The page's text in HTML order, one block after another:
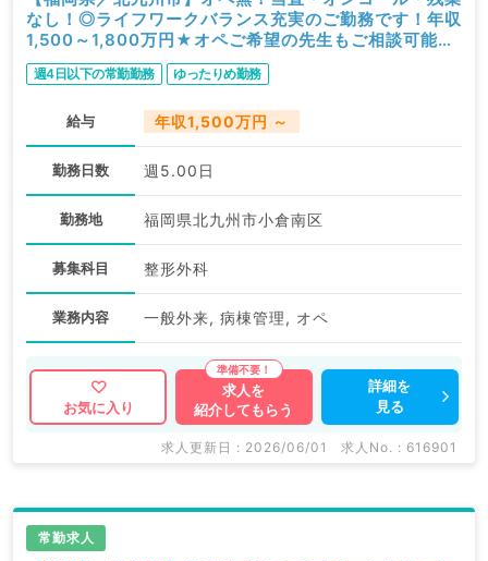
なし！◎ライフワークバランス充実のご勤務です！年収
1,500～1,800万円★オペご希望の先生もご相談可能で
す！★（整形外科／常勤）
週4日以下の常勤勤務 ゆったりめ勤務
給与 年収1,500万円 ～
勤務日数 週5.00日
勤務地 福岡県北九州市小倉南区
募集科目 整形外科
業務内容 一般外来, 病棟管理, オペ
お気に入り
求人を
紹介してもらう
詳細を
見る
求人更新日 : 2026/06/01 求人No. : 616901
常勤求人